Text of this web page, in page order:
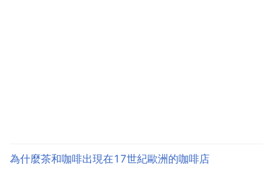
為什麼茶和咖啡出現在17世紀歐洲的咖啡店